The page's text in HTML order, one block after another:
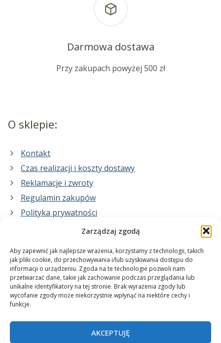
Zarządzaj zgodą
Aby zapewnić jak najlepsze wrażenia, korzystamy z technologii, takich
jak pliki cookie, do przechowywania i/lub uzyskiwania dostępu do
informacji o urządzeniu. Zgoda na te technologie pozwoli nam
przetwarzać dane, takie jak zachowanie podczas przeglądania lub
unikalne identyfikatory na tej stronie. Brak wyrażenia zgody lub
wycofanie zgody może niekorzystnie wpłynąć na niektóre cechy i
funkcje.
AKCEPTUJĘ
Darmowa dostawa
Przy zakupach powyżej 500 zł
O sklepie:
Kontakt
Czas realizacji i koszty dostawy
Reklamacje i zwroty
Regulamin zakupów
Polityka prywatności
Co zrobimy dla Ciebie:
projekty plakatów na zamówienie
wydrukuj swój plakat